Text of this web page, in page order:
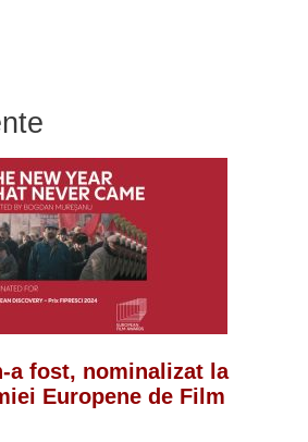
a fost, nominalizat la
Europene de Film